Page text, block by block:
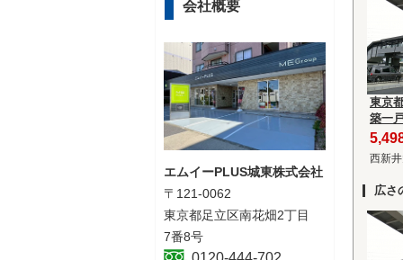
東京
築一
西新
広さ
会社概要
エムイーPLUS城東株式会社
〒121-0062
東京都足立区南花畑2丁目
7番8号